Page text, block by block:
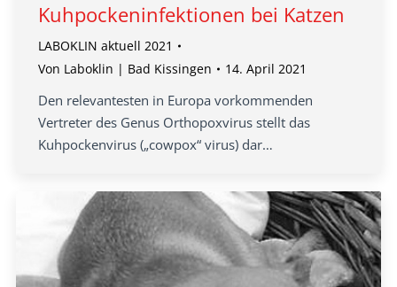
Kuhpockeninfektionen bei Katzen
LABOKLIN aktuell 2021
Von Laboklin | Bad Kissingen 14. April 2021
Den relevantesten in Europa vorkommenden
Vertreter des Genus Orthopoxvirus stellt das
Kuhpockenvirus („cowpox“ virus) dar…